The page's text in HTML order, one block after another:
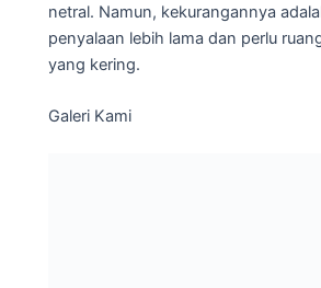
netral. Namun, kekurangannya
penyalaan lebih lama dan perlu
yang kering.
Galeri Kami